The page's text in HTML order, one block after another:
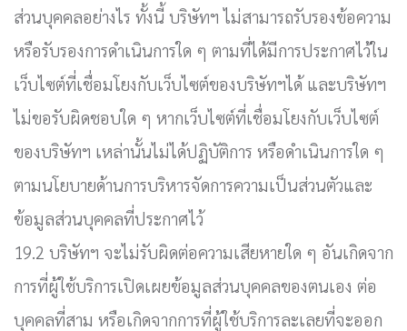
ส่วนบุคคลอย่างไร ทั้งนี้ บริษัทฯ ไม่สามารถรับรองข้อความ
หรือรับรองการดำเนินการใด ๆ ตามที่ได้มีการประกาศไว้ใน
เว็บไซต์ที่เชื่อมโยงกับเว็บไซต์ของบริษัทฯได้ และบริษัทฯ
ไม่ขอรับผิดชอบใด ๆ หากเว็บไซต์ที่เชื่อมโยงกับเว็บไซต์
ของบริษัทฯ เหล่านั้นไม่ได้ปฏิบัติการ หรือดำเนินการใด ๆ
ตามนโยบายด้านการบริหารจัดการความเป็นส่วนตัวและ
ข้อมูลส่วนบุคคลที่ประกาศไว้
19.2 บริษัทฯ จะไม่รับผิดต่อความเสียหายใด ๆ อันเกิดจาก
การที่ผู้ใช้บริการเปิดเผยข้อมูลส่วนบุคคลของตนเอง ต่อ
บุคคลที่สาม หรือเกิดจากการที่ผู้ใช้บริการละเลยที่จะออก